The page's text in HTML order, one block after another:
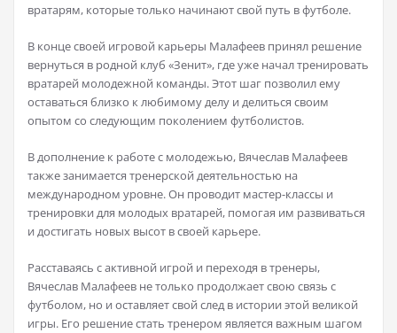
вратарям, которые только начинают свой путь в футболе.
В конце своей игровой карьеры Малафеев принял решение
вернуться в родной клуб «Зенит», где уже начал тренировать
вратарей молодежной команды. Этот шаг позволил ему
оставаться близко к любимому делу и делиться своим
опытом со следующим поколением футболистов.
В дополнение к работе с молодежью, Вячеслав Малафеев
также занимается тренерской деятельностью на
международном уровне. Он проводит мастер-классы и
тренировки для молодых вратарей, помогая им развиваться
и достигать новых высот в своей карьере.
Расставаясь с активной игрой и переходя в тренеры,
Вячеслав Малафеев не только продолжает свою связь с
футболом, но и оставляет свой след в истории этой великой
игры. Его решение стать тренером является важным шагом